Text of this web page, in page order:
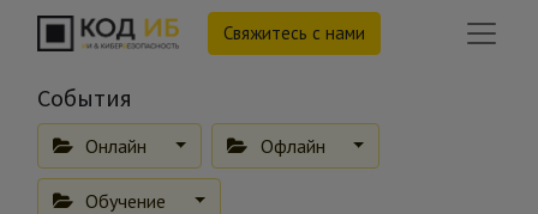
Свяжитесь с нами
События
Онлайн Офлайн
Обучение